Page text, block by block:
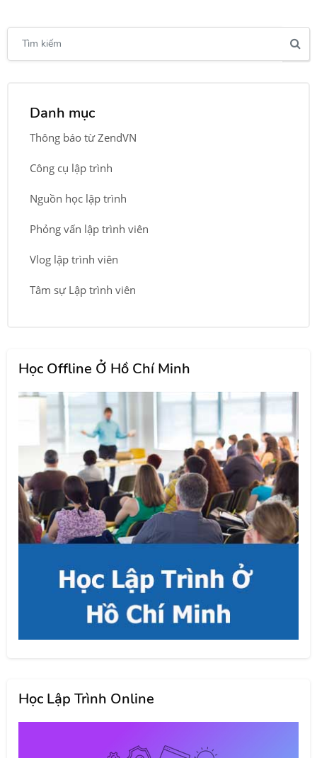
Danh mục
Thông báo từ ZendVN
Công cụ lập trình
Nguồn học lập trình
Phỏng vấn lập trình viên
Vlog lập trình viên
Tâm sự Lập trình viên
Học Offline Ở Hồ Chí Minh
Học Lập Trình Online